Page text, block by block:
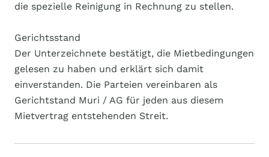
die spezielle Reinigung in Rechnung zu stellen.
Gerichtsstand
Der Unterzeichnete bestätigt, die Mietbedingungen
gelesen zu haben und erklärt sich damit
einverstanden. Die Parteien vereinbaren als
Gerichtstand Muri / AG für jeden aus diesem
Mietvertrag entstehenden Streit.